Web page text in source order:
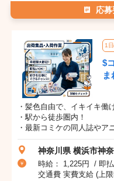
応
1
$
ま
・髪色自由で、イキイキ働
・駅から徒歩圏内！
・最新コミケの同人誌やア
神奈川県 横浜市神
時給： 1,225円 / 即
交通費 実費支給 (上